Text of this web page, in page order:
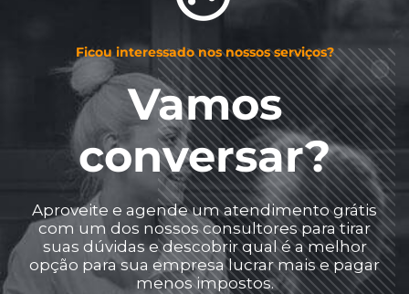
Ficou interessado nos nossos serviços?
Vamos
conversar?
Aproveite e agende um atendimento grátis
com um dos nossos consultores para tirar
suas dúvidas e descobrir qual é a melhor
opção para sua empresa lucrar mais e pagar
menos impostos.